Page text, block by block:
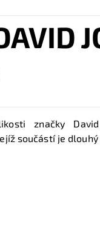
značky
součástí je